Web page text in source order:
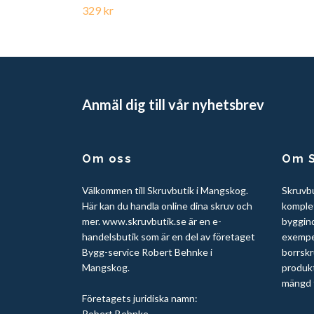
329 kr
Anmäl dig till vår nyhetsbrev
Om oss
Välkommen till Skruvbutik i Mangskog.
Här kan du handla online dina skruv och
mer. www.skruvbutik.se är en e-
handelsbutik som är en del av företaget
Bygg-service Robert Behnke i
Mangskog.
Företagets juridiska namn:
Om